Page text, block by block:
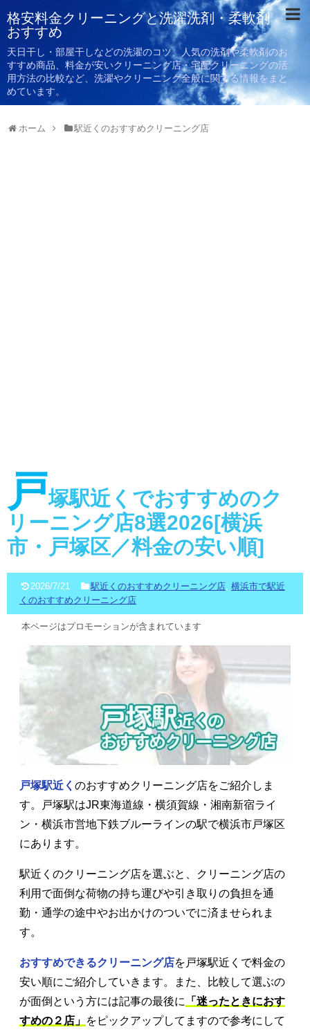
格安料金クリーニングと洗濯洗剤・柔軟剤
おすすめ
天日干し・部屋干しなどの洗濯のコツ、人気の洗剤や柔軟剤のお
すすめ商品、料金が安いクリーニング店・宅配クリーニングの活
用方法の比較など、洗濯やクリーニング全般に関する情報をまと
めています。
ホーム 駅近くのおすすめクリーニング店
戸塚駅近くでおすすめのク
リーニング店8選2026[横浜
市・戸塚区／料金の安い順]
2026/7/21 駅近くのおすすめクリーニング店, 横浜市で駅近
くのおすすめクリーニング店
本ページはプロモーションが含まれています
戸塚駅近く のおすすめクリーニング店をご紹介しま
す。戸塚駅はJR東海道線・横須賀線・湘南新宿ライ
ン・横浜市営地下鉄ブルーラインの駅で横浜市戸塚区
にあります。
駅近くのクリーニング店を選ぶと、クリーニング店の
利用で面倒な荷物の持ち運びや引き取りの負担を通
勤・通学の途中やお出かけのついでに済ませられま
す。
おすすめできるクリーニング店を戸塚駅近くで料金の
安い順にご紹介していきます。また、比較して選ぶの
が面倒という方には記事の最後に
「迷ったときにおす
すめの２店」 をピックアップしてますので参考にして